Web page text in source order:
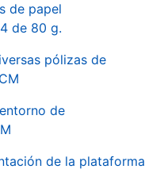
de papel
de 80 g.
pólizas de
de
de la plataforma